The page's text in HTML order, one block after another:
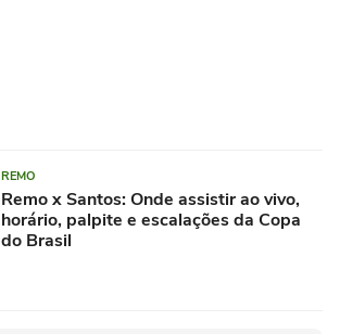
REMO
Remo x Santos: Onde assistir ao vivo,
horário, palpite e escalações da Copa
do Brasil